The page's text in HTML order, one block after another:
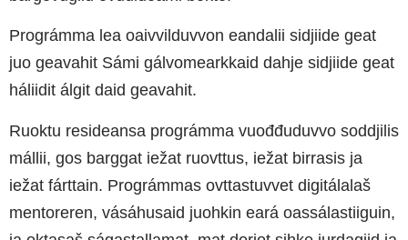
Prográmma lea oaivvilduvvon eandalii sidjiide geat
juo geavahit Sámi gálvomearkkaid dahje sidjiide geat
háliidit álgit daid geavahit.
Ruoktu resideansa prográmma vuođđuduvvo soddjilis
mállii, gos barggat iežat ruovttus, iežat birrasis ja
iežat fárttain. Prográmmas ovttastuvvet digitálalaš
mentoreren, vásáhusaid juohkin eará oassálastiiguin,